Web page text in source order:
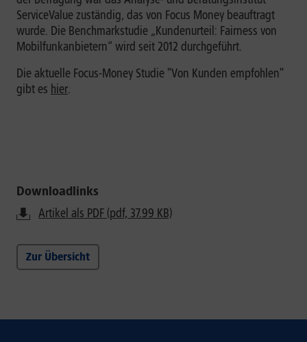
ServiceValue zuständig, das von Focus Money beauftragt
wurde. Die Benchmarkstudie „Kundenurteil: Fairness von
Mobilfunkanbietern“ wird seit 2012 durchgeführt.
Die aktuelle Focus-Money Studie "Von Kunden empfohlen"
gibt es hier.
Downloadlinks
Artikel als PDF (pdf, 37.99 KB)
Zur Übersicht